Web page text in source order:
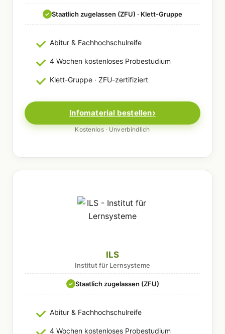
✓ Staatlich zugelassen (ZFU) · Klett-Gruppe
Abitur & Fachhochschulreife
4 Wochen kostenloses Probestudium
Klett-Gruppe · ZFU-zertifiziert
Infomaterial bestellen
Kostenlos · Unverbindlich
ILS
Institut für Lernsysteme
✓ Staatlich zugelassen (ZFU)
Abitur & Fachhochschulreife
4 Wochen kostenloses Probestudium